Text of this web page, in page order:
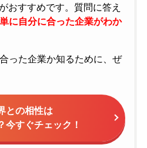
おすすめです。質問に答え
に自分に合った企業がわか
った企業か知るために、ぜ
との相性は
今すぐチェック！